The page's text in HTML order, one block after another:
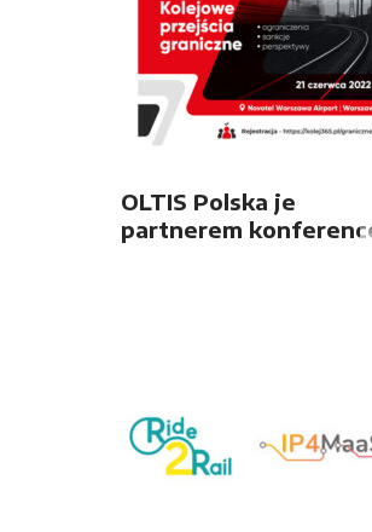
OLTIS Polska je
partnerem